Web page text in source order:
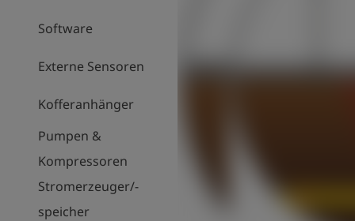
Software
Externe Sensoren
Kofferanhänger
Pumpen &
Kompressoren
Stromerzeuger/-
speicher